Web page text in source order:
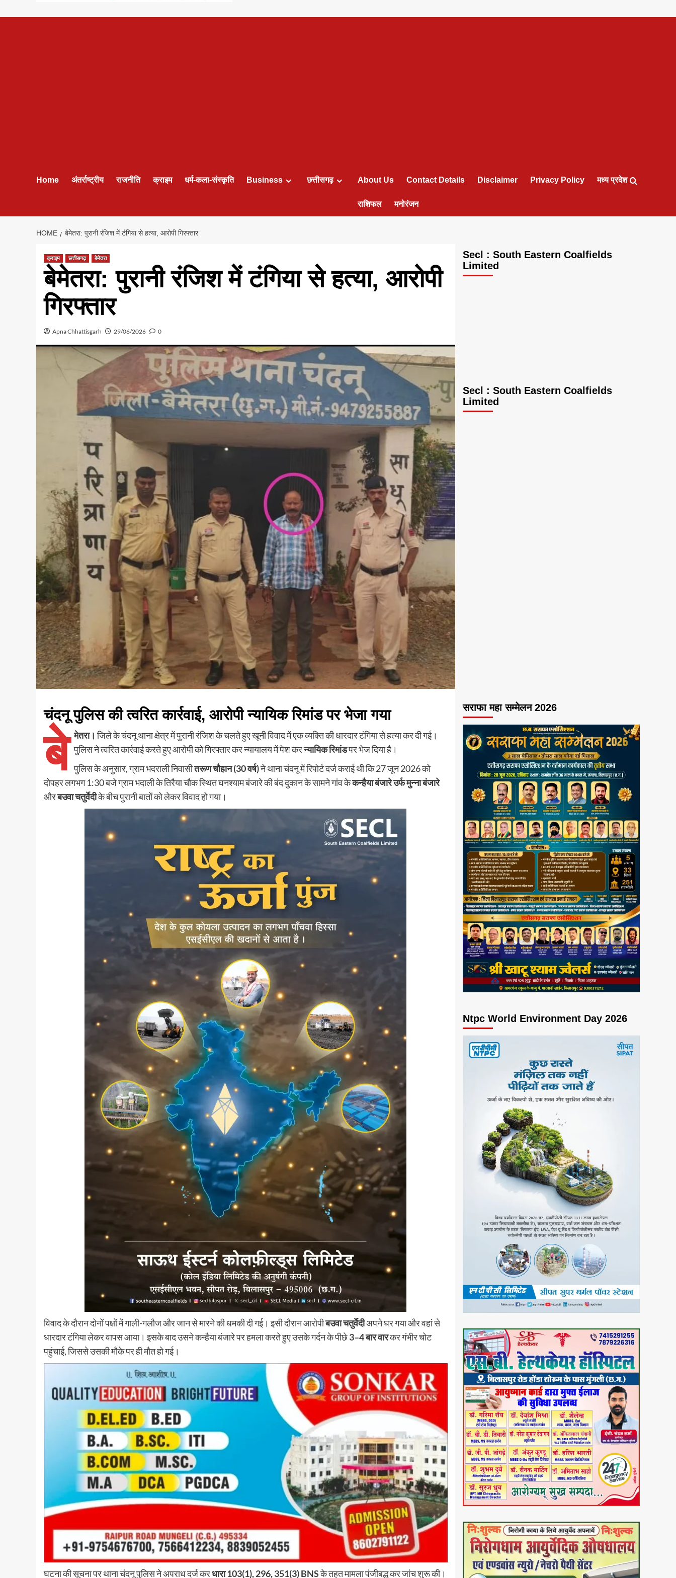
Home अंतर्राष्ट्रीय राजनीति क्राइम धर्म-कला-संस्कृति Business छत्तीसगढ़ About Us Contact Details Disclaimer Privacy Policy मध्य प्रदेश
राशिफल मनोरंजन
HOME बेमेतरा: पुरानी रंजिश में टंगिया से हत्या, आरोपी गिरफ्तार
क्राइम छत्तीसगढ़ बेमेतरा
बेमेतरा: पुरानी रंजिश में टंगिया से हत्या, आरोपी
गिरफ्तार
Apna Chhattisgarh 29/06/2026 0
चंदनू पुलिस की त्वरित कार्रवाई, आरोपी न्यायिक रिमांड पर भेजा गया
बे मेतरा। जिले के चंदनू थाना क्षेत्र में पुरानी रंजिश के चलते हुए खूनी विवाद में एक व्यक्ति की धारदार टंगिया से हत्या कर दी गई।
पुलिस ने त्वरित कार्रवाई करते हुए आरोपी को गिरफ्तार कर न्यायालय में पेश करन्यायिक रिमांडपर भेज दिया है।
पुलिस के अनुसार, ग्राम भदराली निवासीतरूण चौहान (30 वर्ष)ने थाना चंदनू में रिपोर्ट दर्ज कराई थी कि 27 जून 2026 को
दोपहर लगभग 1:30 बजे ग्राम भदाली के तिरैया चौक स्थित घनश्याम बंजारे की बंद दुकान के सामने गांव केकन्हैया बंजारे उर्फ मुन्ना बंजारे
औरबउवा चतुर्वेदीके बीच पुरानी बातों को लेकर विवाद हो गया।
विवाद के दौरान दोनों पक्षों में गाली-गलौज और जान से मारने की धमकी दी गई। इसी दौरान आरोपीबउवा चतुर्वेदीअपने घर गया और वहां से
धारदार टंगिया लेकर वापस आया। इसके बाद उसने कन्हैया बंजारे पर हमला करते हुए उसके गर्दन के पीछे3–4 बार वारकर गंभीर चोट
पहुंचाई, जिससे उसकी मौके पर ही मौत हो गई।
घटना की सूचना पर थाना चंदनू पुलिस ने अपराध दर्ज करधारा 103(1), 296, 351(3) BNSके तहत मामला पंजीबद्ध कर जांच शुरू की।
Secl : South Eastern Coalfields
Limited
Secl : South Eastern Coalfields
Limited
सराफा महा सम्मेलन 2026
Ntpc World Environment Day 2026